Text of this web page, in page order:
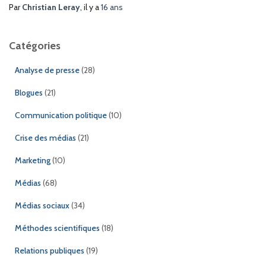
ParChristian Leray, il y a16 ans
Catégories
Analyse de presse(28)
Blogues (21)
Communication politique(10)
Crise des médias (21)
Marketing(10)
Médias (68)
Médias sociaux(34)
Méthodes scientifiques (18)
Relations publiques (19)